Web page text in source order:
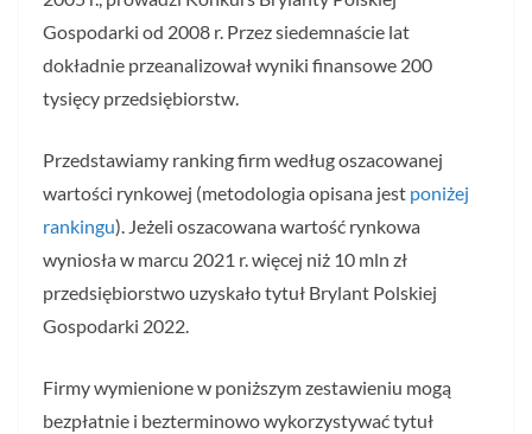
Gospodarki od 2008 r. Przez siedemnaście lat
dokładnie przeanalizował wyniki finansowe 200
tysięcy przedsiębiorstw.
Przedstawiamy ranking firm według oszacowanej
wartości rynkowej (metodologia opisana jest poniżej
rankingu). Jeżeli oszacowana wartość rynkowa
wyniosła w marcu 2021 r. więcej niż 10 mln zł
przedsiębiorstwo uzyskało tytuł Brylant Polskiej
Gospodarki 2022.
Firmy wymienione w poniższym zestawieniu mogą
bezpłatnie i bezterminowo wykorzystywać tytuł